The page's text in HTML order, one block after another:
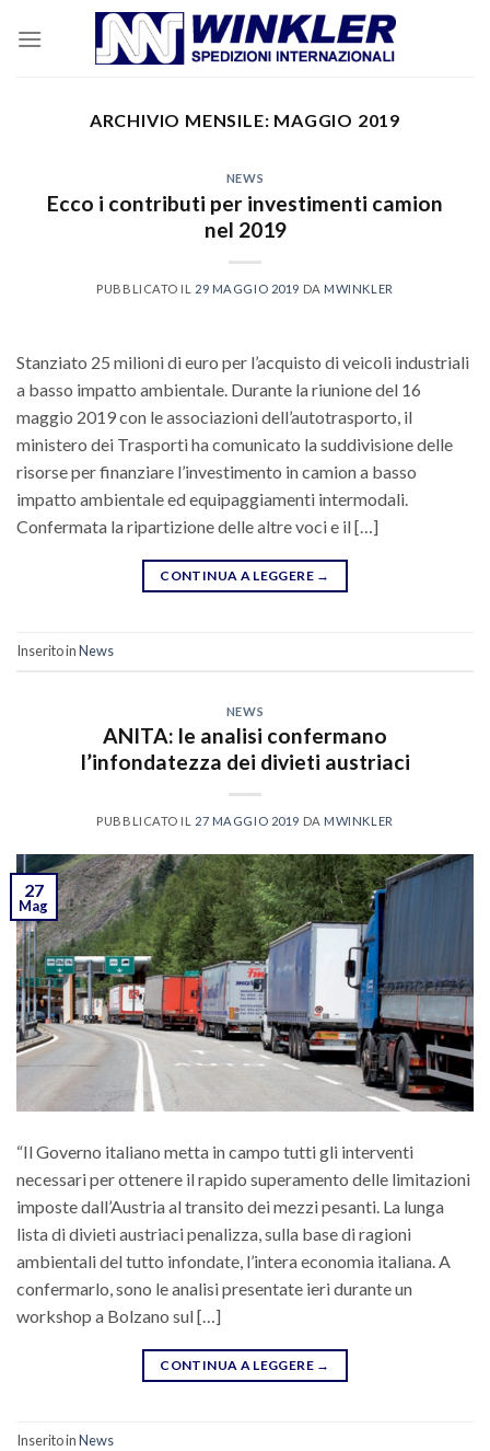
ARCHIVIO MENSILE: MAGGIO 2019
NEWS
Ecco i contributi per investimenti camion
nel 2019
PUBBLICATO IL 29 MAGGIO 2019 DA MWINKLER
Stanziato 25 milioni di euro per l’acquisto di veicoli industriali
a basso impatto ambientale. Durante la riunione del 16
maggio 2019 con le associazioni dell’autotrasporto, il
ministero dei Trasporti ha comunicato la suddivisione delle
risorse per finanziare l’investimento in camion a basso
impatto ambientale ed equipaggiamenti intermodali.
Confermata la ripartizione delle altre voci e il […]
CONTINUA A LEGGERE →
Inserito inNews
NEWS
ANITA: le analisi confermano
l’infondatezza dei divieti austriaci
PUBBLICATO IL 27 MAGGIO 2019 DA MWINKLER
27
Mag
“Il Governo italiano metta in campo tutti gli interventi
necessari per ottenere il rapido superamento delle limitazioni
imposte dall’Austria al transito dei mezzi pesanti. La lunga
lista di divieti austriaci penalizza, sulla base di ragioni
ambientali del tutto infondate, l’intera economia italiana. A
confermarlo, sono le analisi presentate ieri durante un
workshop a Bolzano sul […]
CONTINUA A LEGGERE →
Inserito inNews